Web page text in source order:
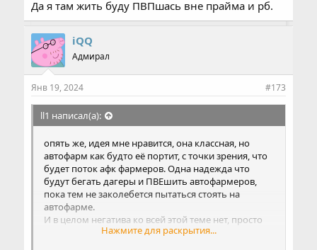
Да я там жить буду ПВПшась вне прайма и рб.
iQQ
Адмирал
Янв 19, 2024 #173
ll1 написал(а):
опять же, идея мне нравится, она классная, но
автофарм как будто её портит, с точки зрения, что
будет поток афк фармеров. Одна надежда что
будут бегать дагеры и ПВЕшить автофармеров,
пока тем не заколебется пытаться стоять на
автофарме.
И в целом негатива ко всей этой теме нет, просто
хочется проработанности системы.
Нажмите для раскрытия...